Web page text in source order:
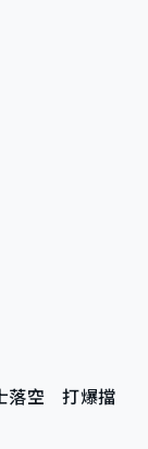
落空 打爆擋